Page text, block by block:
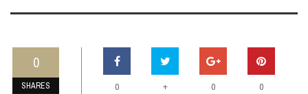
0
SHARES 0 + 0 0